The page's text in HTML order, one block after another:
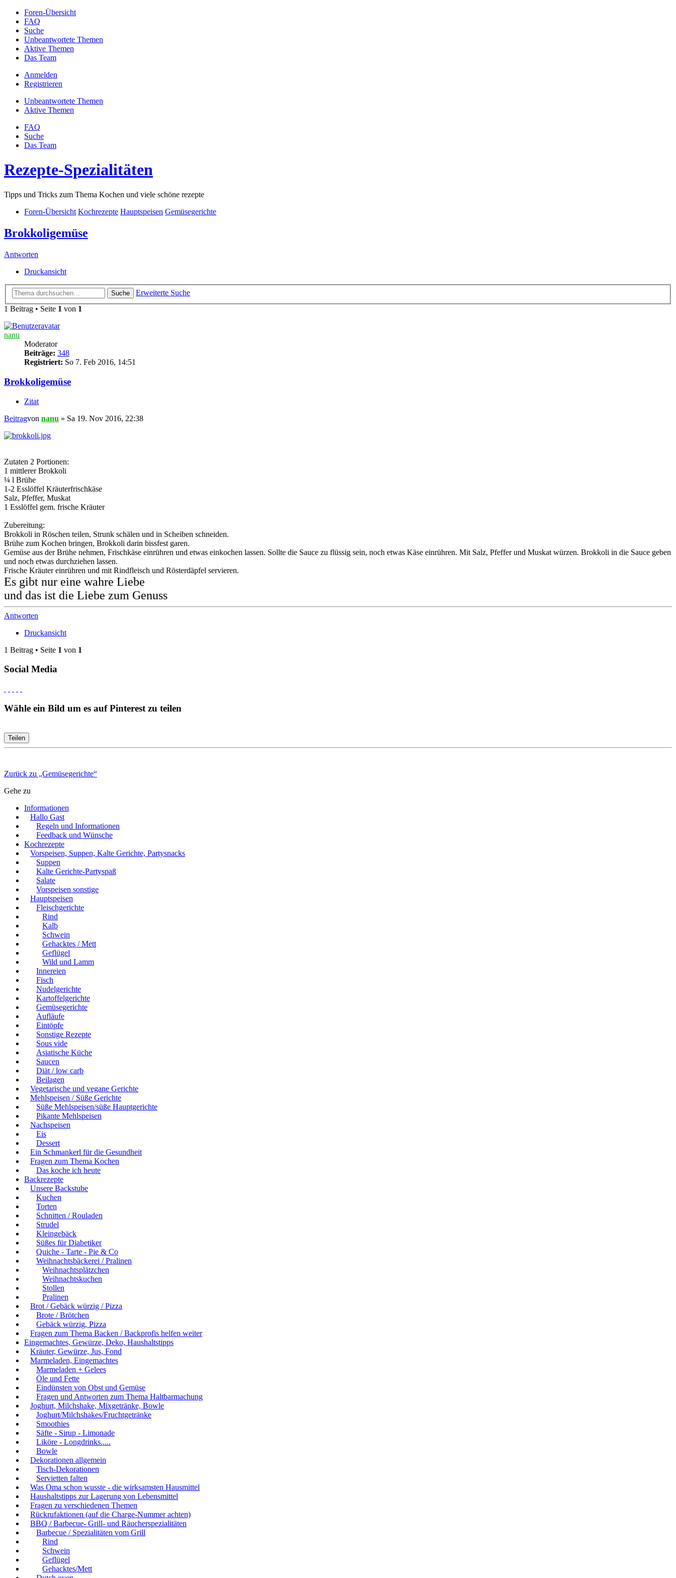
Foren-Übersicht
FAQ
Suche
Unbeantwortete Themen
Aktive Themen
Das Team
Anmelden
Registrieren
Unbeantwortete Themen
Aktive Themen
FAQ
Suche
Das Team
Rezepte-Spezialitäten
Tipps und Tricks zum Thema Kochen und viele schöne rezepte
Foren-Übersicht Kochrezepte Hauptspeisen Gemüsegerichte
Brokkoligemüse
Antworten
Druckansicht
Suche
Erweiterte Suche
1 Beitrag • Seite 1 von 1
nanu
Moderator
Beiträge: 348
Registriert: So 7. Feb 2016, 14:51
Brokkoligemüse
Zitat
Beitragvon nanu » Sa 19. Nov 2016, 22:38
Zutaten 2 Portionen:
1 mittlerer Brokkoli
¼ l Brühe
1-2 Esslöffel Kräuterfrischkäse
Salz, Pfeffer, Muskat
1 Esslöffel gem. frische Kräuter
Zubereitung:
Brokkoli in Röschen teilen, Strunk schälen und in Scheiben schneiden.
Brühe zum Kochen bringen, Brokkoli darin bissfest garen.
Gemüse aus der Brühe nehmen, Frischkäse einrühren und etwas einkochen lassen. Sollte die Sauce zu flüssig sein, noch etwas Käse einrühren. Mit Salz, Pfeffer und Muskat würzen. Brokkoli in die Sauce geben
und noch etwas durchziehen lassen.
Frische Kräuter einrühren und mit Rindfleisch und Rösterdäpfel servieren.
Es gibt nur eine wahre Liebe
und das ist die Liebe zum Genuss
Antworten
Druckansicht
1 Beitrag • Seite 1 von 1
Social Media
Wähle ein Bild um es auf Pinterest zu teilen
Teilen
Zurück zu „Gemüsegerichte“
Gehe zu
Informationen
Hallo Gast
Regeln und Informationen
Feedback und Wünsche
Kochrezepte
Vorspeisen, Suppen, Kalte Gerichte, Partysnacks
Suppen
Kalte Gerichte-Partyspaß
Salate
Vorspeisen sonstige
Hauptspeisen
Fleischgerichte
Rind
Kalb
Schwein
Gehacktes / Mett
Geflügel
Wild und Lamm
Innereien
Fisch
Nudelgerichte
Kartoffelgerichte
Gemüsegerichte
Aufläufe
Eintöpfe
Sonstige Rezepte
Sous vide
Asiatische Küche
Saucen
Diät / low carb
Beilagen
Vegetarische und vegane Gerichte
Mehlspeisen / Süße Gerichte
Süße Mehlspeisen/süße Hauptgerichte
Pikante Mehlspeisen
Nachspeisen
Eis
Dessert
Ein Schmankerl für die Gesundheit
Fragen zum Thema Kochen
Das koche ich heute
Backrezepte
Unsere Backstube
Kuchen
Torten
Schnitten / Rouladen
Strudel
Kleingebäck
Süßes für Diabetiker
Quiche - Tarte - Pie & Co
Weihnachtsbäckerei / Pralinen
Weihnachtsplätzchen
Weihnachtskuchen
Stollen
Pralinen
Brot / Gebäck würzig / Pizza
Brote / Brötchen
Gebäck würzig, Pizza
Fragen zum Thema Backen / Backprofis helfen weiter
Eingemachtes, Gewürze, Deko, Haushaltstipps
Kräuter, Gewürze, Jus, Fond
Marmeladen, Eingemachtes
Marmeladen + Gelees
Öle und Fette
Eindünsten von Obst und Gemüse
Fragen und Antworten zum Thema Haltbarmachung
Joghurt, Milchshake, Mixgetränke, Bowle
Joghurt/Milchshakes/Fruchtgetränke
Smoothies
Säfte - Sirup - Limonade
Liköre - Longdrinks.....
Bowle
Dekorationen allgemein
Tisch-Dekorationen
Servietten falten
Was Oma schon wusste - die wirksamsten Hausmittel
Haushaltstipps zur Lagerung von Lebensmittel
Fragen zu verschiedenen Themen
Rückrufaktionen (auf die Charge-Nummer achten)
BBQ / Barbecue- Grill- und Räucherspezialitäten
Barbecue / Spezialitäten vom Grill
Rind
Schwein
Geflügel
Gehacktes/Mett